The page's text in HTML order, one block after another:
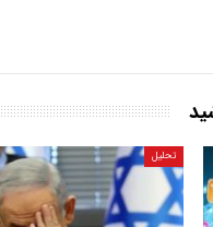
تحلیل